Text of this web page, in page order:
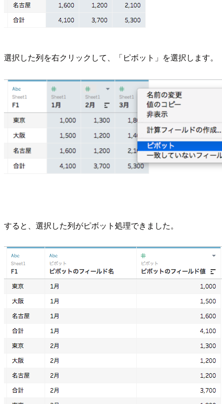
選択した列を右クリックして、「ピボット」を選択します。
すると、選択した列がピボット処理できました。